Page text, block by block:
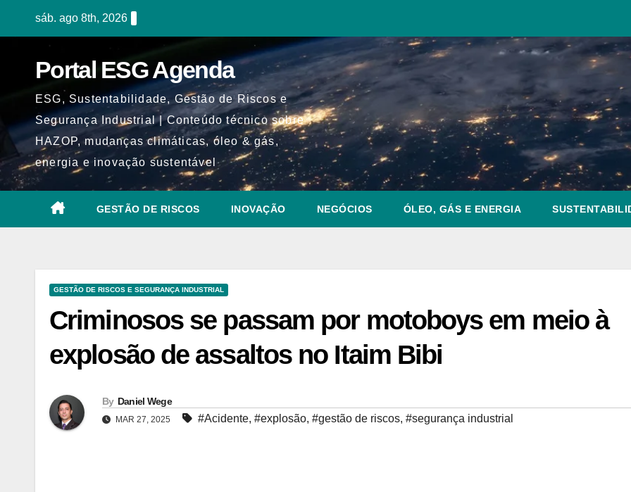
sáb. ago 8th, 2026
Portal ESG Agenda
ESG, Sustentabilidade, Gestão de Riscos e
Segurança Industrial | Conteúdo técnico sobre
HAZOP, mudanças climáticas, óleo & gás,
energia e inovação sustentável
GESTÃO DE RISCOS INOVAÇÃO NEGÓCIOS ÓLEO, GÁS E ENERGIA
GESTÃO DE RISCOS E SEGURANÇA INDUSTRIAL
Criminosos se passam por motoboys em meio à
explosão de assaltos no Itaim Bibi
By Daniel Wege
MAR 27, 2025 #Acidente, #explosão, #gestão de riscos, #segurança industrial